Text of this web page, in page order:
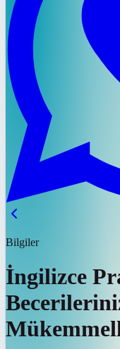
Bilgiler
İngilizce